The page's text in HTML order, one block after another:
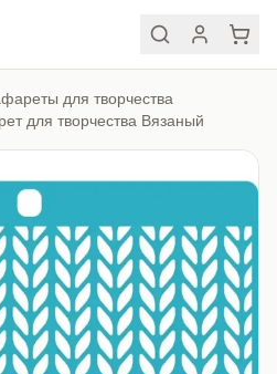
для творчества
для творчества Вязаный